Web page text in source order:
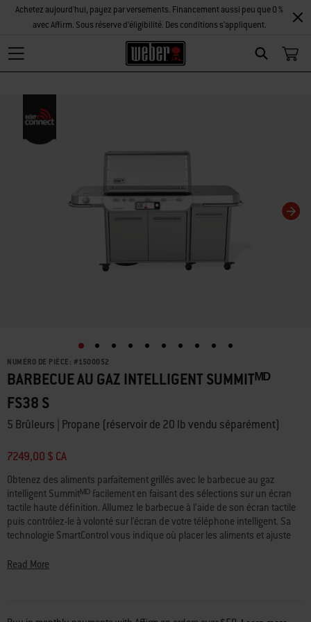
Search
Achetez aujourd'hui, payez par versements. Financement aussi peu que 0 %
avec Affirm. Sous réserve d’éligibilité. Des conditions s’appliquent.
NUMÉRO DE PIÈCE: #1500052
BARBECUE AU GAZ INTELLIGENT SUMMITᴹᴰ
FS38 S
5 Brûleurs | Propane (réservoir de 20 lb vendu séparément)
7249,00 $ CA
Obtenez des aliments parfaitement grillés avec le barbecue au gaz
intelligent Summitᴹᴰ facilement en faisant des sélections sur un écran
tactile haute définition. Allumez le barbecue à l’aide de son écran tactile
puis contrôlez-le à volonté sur l'écran de votre téléphone intelligent. Sa
technologie SmartControl vous indique où placer les aliments et ajuste
incluses vous permettent de surveiller la cuisson sur votre téléphone où
caractéristiques et fonctionnalités. En plus de sa technologie de pointe,
Read More